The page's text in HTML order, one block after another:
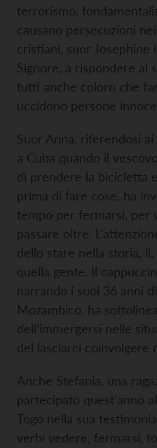
terrorismo,
causano persecuzioni
cristiani, suor Josephine
Signore, a rispondere al
tutti anche coloro che
uccidono persone
Suor Anna, riferendosi
a Cuba quando il
di prendere la bicicletta
prima di fare cose, ha
tempo per fermarsi, per
passare oltre.
dello stare nella storia,
quella gente. Il
narrando i suoi 36 anni
Mozambico, ha
dell'immergersi nelle
del lasciarci coinvolgere
Anche Stefania, una
partecipato quest'anno
Togo nella sua
verbi vedere, fermarsi,